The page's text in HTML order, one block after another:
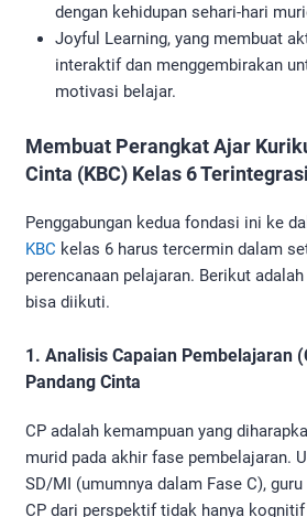
dengan kehidupan sehari-hari
Joyful Learning, yang membuat
interaktif dan menggembirakan
motivasi belajar.
Membuat Perangkat Ajar
Cinta (KBC) Kelas 6 Terintegrasi
Penggabungan kedua fondasi ini ke
KBC kelas 6 harus tercermin dalam
perencanaan pelajaran. Berikut
bisa diikuti.
1. Analisis Capaian Pembelajaran
Pandang Cinta
CP adalah kemampuan yang
murid pada akhir fase pembelajaran.
SD/MI (umumnya dalam Fase C),
CP dari perspektif tidak hanya